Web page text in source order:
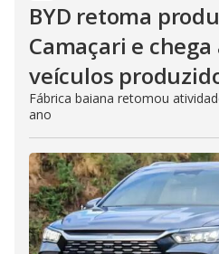
BYD retoma
Camaçari e
veículos
Fábrica baiana retomou
ano